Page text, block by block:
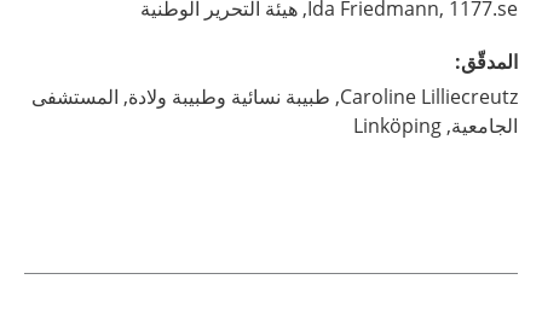
Ida Friedmann, 1177.se, هيئة التحرير الوطنية
المدقّق:
Caroline Lilliecreutz, طبيبة نسائية وطبيبة ولادة, المستشفى
الجامعية, Linköping